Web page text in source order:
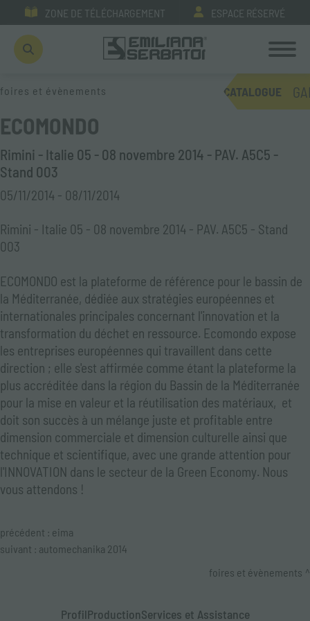
ZONE DE TÉLÉCHARGEMENT ESPACE RÉSERVÉ
CATALOGUE
foires et évènements
ECOMONDO
Rimini - Italie 05 - 08 novembre 2014 - PAV. A5C5 -
Stand 003
05/11/2014 - 08/11/2014
Rimini - Italie 05 - 08 novembre 2014 - PAV. A5C5 - Stand
003
ECOMONDO est la plateforme de référence pour le bassin de
la Méditerranée, dédiée aux stratégies européennes et
internationales principales concernant l'innovation et la
transformation du déchet en ressource. Ecomondo expose
les entreprises européennes qui travaillent dans cette
direction ; elle s'est affirmée comme étant la plateforme la
plus accréditée dans la région du Bassin de la Méditerranée
pour la mise en valeur et la réutilisation des matériaux, et
doit son succès à un mélange juste et profitable entre
dimension commerciale et dimension culturelle ainsi que
technique et scientifique, avec une grande attention pour
l'INNOVATION dans le secteur de la Green Economy. Nous
vous attendons !
précédent : eima
suivant : automechanika 2014
foires et évènements
ProfilProductionServices et Assistance